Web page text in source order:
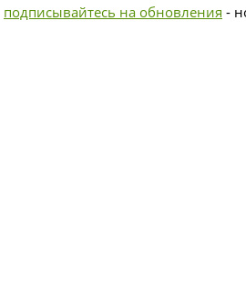
подписывайтесь на обновления -